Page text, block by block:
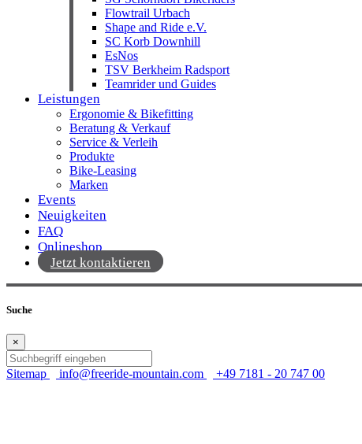
Flowtrail Urbach
Shape and Ride e.V.
SC Korb Downhill
EsNos
TSV Berkheim Radsport
Teamrider und Guides
Leistungen
Ergonomie & Bikefitting
Beratung & Verkauf
Service & Verleih
Produkte
Bike-Leasing
Marken
Events
Neuigkeiten
FAQ
Onlineshop
Jetzt kontaktieren
Suche
×
Sitemap info@freeride-mountain.com +49 7181 - 20 747 00